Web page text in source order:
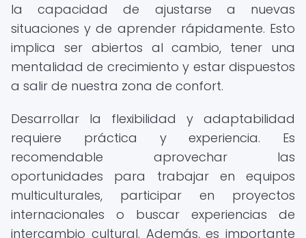
la capacidad de ajustarse a nuevas
situaciones y de aprender rápidamente. Esto
implica ser abiertos al cambio, tener una
mentalidad de crecimiento y estar dispuestos
a salir de nuestra zona de confort.
Desarrollar la flexibilidad y adaptabilidad
requiere práctica y experiencia. Es
recomendable aprovechar las
oportunidades para trabajar en equipos
multiculturales, participar en proyectos
internacionales o buscar experiencias de
intercambio cultural. Además, es importante